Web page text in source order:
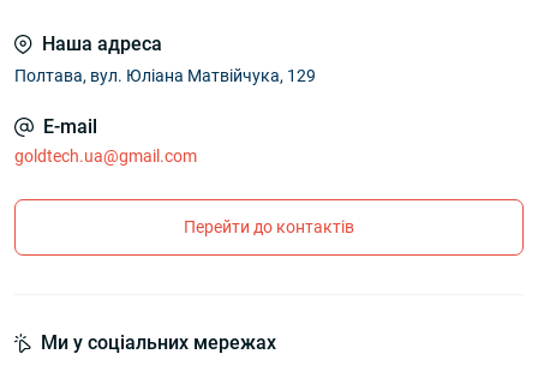
Наша адреса
Полтава, вул. Юліана Матвійчука, 129
E-mail
goldtech.ua@gmail.com
Перейти до контактів
Ми у соціальних мережах